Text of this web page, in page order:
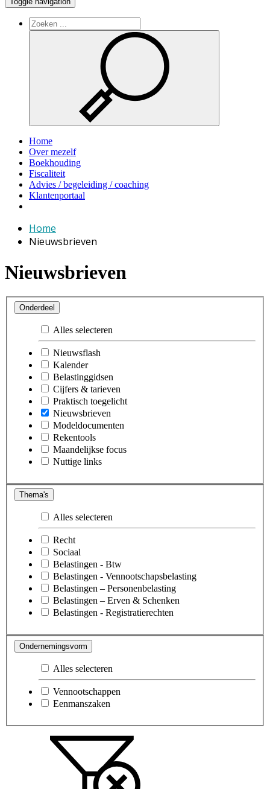
Home
Over mezelf
Boekhouding
Fiscaliteit
Advies / begeleiding / coaching
Klantenportaal
Home
Nieuwsbrieven
Nieuwsbrieven
Onderdeel
Alles selecteren
Nieuwsflash
Kalender
Belastinggidsen
Cijfers & tarieven
Praktisch toegelicht
Nieuwsbrieven
Modeldocumenten
Rekentools
Maandelijkse focus
Nuttige links
Thema's
Alles selecteren
Recht
Sociaal
Belastingen - Btw
Belastingen - Vennootschapsbelasting
Belastingen – Personenbelasting
Belastingen – Erven & Schenken
Belastingen - Registratierechten
Ondernemingsvorm
Alles selecteren
Vennootschappen
Eenmanszaken